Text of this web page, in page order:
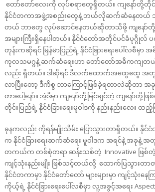
တော်တော်လေးကို လုပ်စရာတွေရှိတယ်။ ကျနော်တို့တို
နိုင်ငံတကာအဖွဲ့အစည်းတွေနဲ့ ဘယ်လိုဆက်ဆံနေတ
တယ် ဘာတွေ လုပ်ဆောင်နေတယ်ဆိုတာသိဖို့ ကျနေ
အများကြီးရှိနေပါတယ်။ နိုင်ငံတော်အတိုင်ပင်ခံပုဂ္ဂိုလ်
တုန်းကဆိုရင် မြန်မာပြည်ရဲ့ နိုင်ငံခြားရေးပေါ်လစီမှာ အ
ကုလသမဂ္ဂနဲ့ ဆက်ဆံရေးဟာ တော်တော်အဓိကကျတယ်
လည်း ရှိတယ်။ ဒါဆိုရင် ဒီလက်ထောက်အထွေထွေ အတွင်
လာပြီးတော့ ဒီကိစ္စ ဘာကြောင့်ဖြစ်ခဲ့ရတာလဲဆိုတာ အခု
တာပေါ့နော်။ အဲ့ဒီမှာ ကျနော်တို့မြင်ချင်တဲ့ ကျနော်တို့ဖြ
တိုင်းပြည်ရဲ့ နိုင်ငံခြားရေးမူဝါဒကို နည်းနည်းလေး ထည့်ပ
ခုနကလည်း ကိုရန်မျိုးသိမ်း ပြောသွားတာရှိတယ်။ နိုင်ငံင
က နိုင်ငံခြားရေးဆက်ဆံရေး မူဝါဒက အရင်နဲ့ အခုနဲ့
တကယ်က တစ်စုံတရာ ဆန်းသစ်တဲ့ Innovative ဖြစ်တဲ့ မူ
ကျင့်သုံးနည်းမျိုး ဖြစ်သင့်တယ်လို့ ထောက်ပြသွားတ
နိုင်ငံတကာမှာ နိုင်ငံတော်တော် များများမှာ ကျင့်သုံး
ကိုယ့်ရဲ့ နိုင်ငံခြားရေးပေါ်လစီမှာ လူ့အခွင့်အရေး